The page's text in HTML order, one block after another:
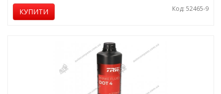
КУПИТИ Код: 52465-9